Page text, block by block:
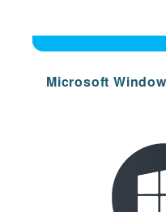
Microsoft